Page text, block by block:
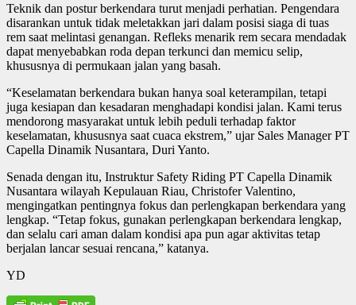
Teknik dan postur berkendara turut menjadi perhatian. Pengendara
disarankan untuk tidak meletakkan jari dalam posisi siaga di tuas
rem saat melintasi genangan. Refleks menarik rem secara mendadak
dapat menyebabkan roda depan terkunci dan memicu selip,
khususnya di permukaan jalan yang basah.
“Keselamatan berkendara bukan hanya soal keterampilan, tetapi
juga kesiapan dan kesadaran menghadapi kondisi jalan. Kami terus
mendorong masyarakat untuk lebih peduli terhadap faktor
keselamatan, khususnya saat cuaca ekstrem,” ujar Sales Manager PT
Capella Dinamik Nusantara, Duri Yanto.
Senada dengan itu, Instruktur Safety Riding PT Capella Dinamik
Nusantara wilayah Kepulauan Riau, Christofer Valentino,
mengingatkan pentingnya fokus dan perlengkapan berkendara yang
lengkap. “Tetap fokus, gunakan perlengkapan berkendara lengkap,
dan selalu cari aman dalam kondisi apa pun agar aktivitas tetap
berjalan lancar sesuai rencana,” katanya.
YD